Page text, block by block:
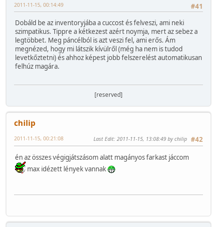
#41
2011-11-15, 00:14:49
Dobáld be az inventoryjába a cuccost és felveszi, ami neki
szimpatikus. Tippre a kétkezest azért noymja, mert az sebez a
legtöbbet. Meg páncélból is azt veszi fel, ami erős. Ám
megnézed, hogy mi látszik kívülről (még ha nem is tudod
levetkőztetni) és ahhoz képest jobb felszerelést automatikusan
felhúz magára.
[reserved]
chilip
#42
2011-11-15, 00:21:08 Last Edit: 2011-11-15, 13:08:49 by chilip
én az összes végigjátszásom alatt magányos farkast jáccom
max idézett lények vannak